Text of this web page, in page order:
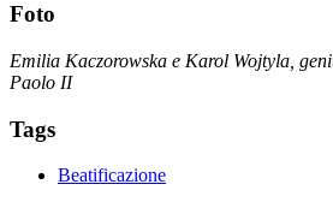
Foto
Emilia Kaczorowska e Karol Wojtyla,
Paolo II
Tags
Beatificazione